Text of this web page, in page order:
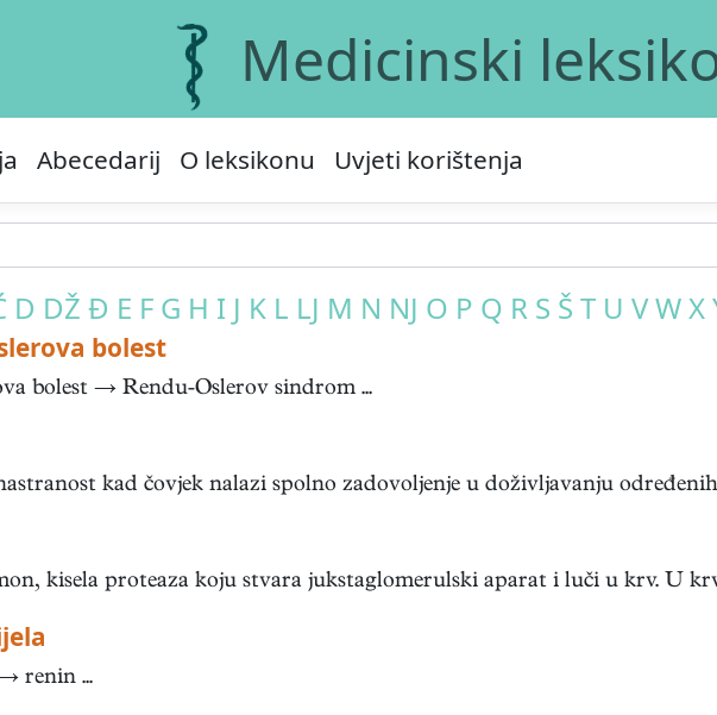
Medicinski
Abecedarij O leksikonu Uvjeti korištenja
D DŽ Đ E F G H I J K L LJ M N NJ O P Q R S Š T U VWX
bolest
bolest → Rendu-Oslerov sindrom ...
kad čovjek nalazi spolno zadovoljenje u doživljavanju određenih
kisela proteaza koju stvara jukstaglomerulski aparat i luči u krv. U
renin ...